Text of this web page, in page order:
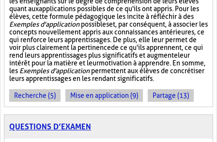
quant aux applications possibles de ce qu'ils ont appris. Pour les
élèves, cette formule pédagogique les incite à réfléchir à des
Exemples d'applicationpossibles et, par conséquent, à associer les
concepts nouvellement appris aux connaissances antérieures, ce
qui renforce leurs apprentissages. De plus, elle leur permet de
voir plus clairement la pertinence de ce qu'ils apprennent, ce qui
rend leurs apprentissages plus significatifs et augmente leur
intérêt pour la matière et leur motivation à apprendre. En somme,
les Exemples d'applicationpermettent aux élèves de concrétiser
leurs apprentissages en les rendant significatifs.
Recherche (5) Mise en application (9) Partage (13)
QUESTIONS D’EXAMEN